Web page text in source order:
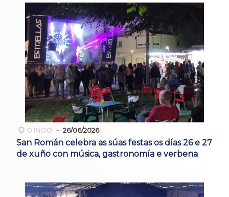
O INCIO 26/06/2026
San Román celebra as súas festas os días 26 e 27
de xuño con música, gastronomía e verbena